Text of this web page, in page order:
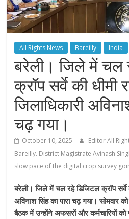
All Rights News Bareilly India
बरेली। जिले में चल
क्रॉप सर्वे की धीमी
जिलाधिकारी
चढ़ गया।
October 10, 2025 Editor All
Bareilly. District Magistrate Avinash
slow pace of the digital crop survey
बरेली। जिले में चल रहे डिजिटल क्रॉप सर्वे
अविनाश सिंह का पारा चढ़ गया। सोमवार
बैठक में उन्होंने अफसरों और कर्मचारियों